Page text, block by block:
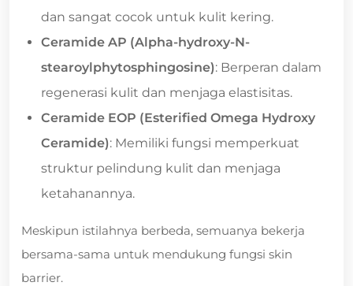
dan sangat cocok untuk kulit kering.
Ceramide AP (Alpha-hydroxy-N-
stearoylphytosphingosine): Berperan dalam
regenerasi kulit dan menjaga elastisitas.
Ceramide EOP (Esterified Omega Hydroxy
Ceramide): Memiliki fungsi memperkuat
struktur pelindung kulit dan menjaga
ketahanannya.
Meskipun istilahnya berbeda, semuanya bekerja
bersama-sama untuk mendukung fungsi skin
barrier.